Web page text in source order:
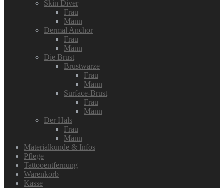
Skin Diver
Frau
Mann
Dermal Anchor
Frau
Mann
Die Brust
Brustwarze
Frau
Mann
Surface-Brust
Frau
Mann
Der Hals
Frau
Mann
Materialkunde & Infos
Pflege
Tattooentfernung
Warenkorb
Kasse